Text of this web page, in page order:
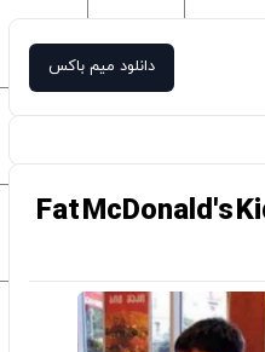
دانلود میم باکس